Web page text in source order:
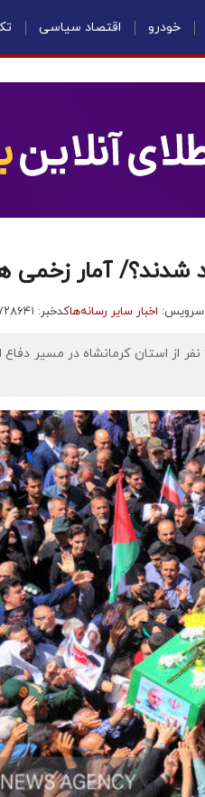
خودرو اقتصاد سیاسی
شدند؟/ آمار زخمی
سرویس: اخبار سایر رسانه‌هاکدخبر: ۷۲۸۶۴۱
اقتصادنیوز: مدیرکل بنیاد شهید و امور ایثارگران استان کرمانشاه گفت: ۶۱ نفر از